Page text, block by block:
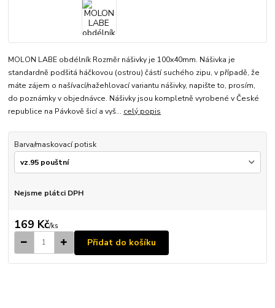
MOLON LABE obdélník Rozměr nášivky je 100x40mm. Nášivka je
standardně podšitá háčkovou (ostrou) částí suchého zipu, v případě, že
máte zájem o našívací/nažehlovací variantu nášivky, napište to, prosím,
do poznámky v objednávce. Nášivky jsou kompletně vyrobené v České
republice na Pávkově šicí a vyš... celý popis
Barva/maskovací potisk
Nejsme plátci DPH
169 Kč/ks
Přidat do košíku